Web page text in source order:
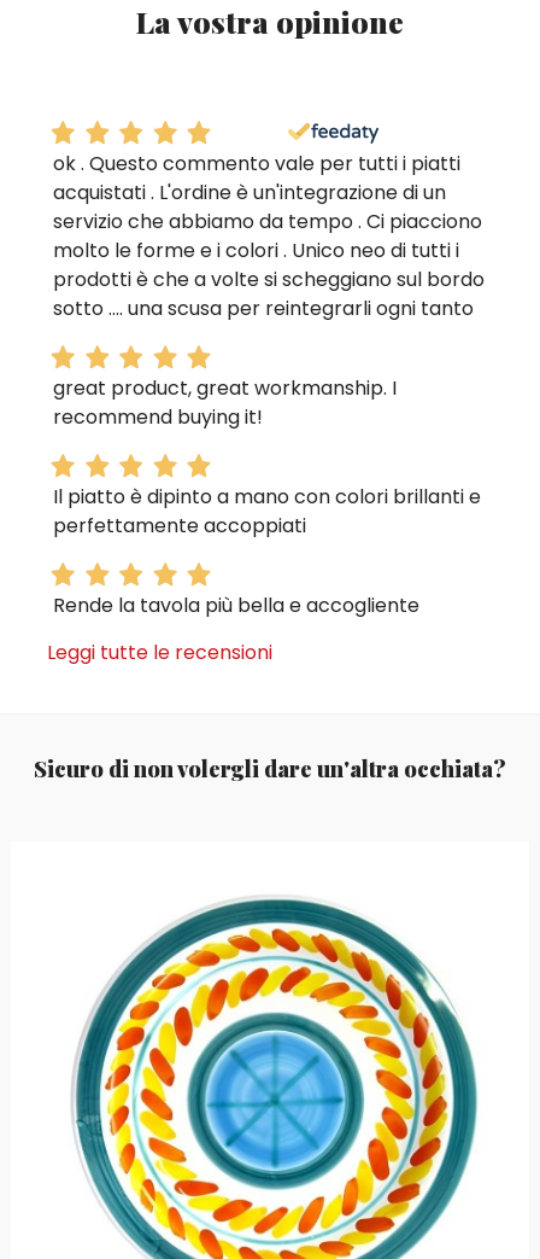
La vostra opinione
ok . Questo commento vale per tutti i piatti
acquistati . L'ordine è un'integrazione di un
servizio che abbiamo da tempo . Ci piacciono
molto le forme e i colori . Unico neo di tutti i
prodotti è che a volte si scheggiano sul bordo
sotto .... una scusa per reintegrarli ogni tanto
great product, great workmanship. I
recommend buying it!
Il piatto è dipinto a mano con colori brillanti e
perfettamente accoppiati
Rende la tavola più bella e accogliente
Leggi tutte le recensioni
Sicuro di non volergli dare un'altra occhiata?